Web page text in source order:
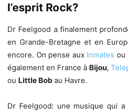
l’esprit Rock?
Dr Feelgood a finalement
en Grande-Bretagne et en
encore. On pense aux Inmates ou
également en France à Bijou,
ou Little Bob au Havre.
Dr Feelgood: une musique qui a